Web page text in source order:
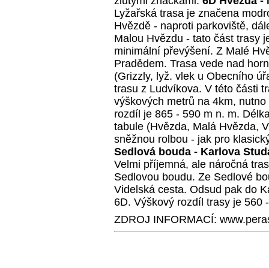
Lyžařská trasa je značena
Hvězdě - naproti parkoviště,
Malou Hvězdu - tato část trasy
minimální převýšení. Z Malé
Pradědem. Trasa vede nad
(Grizzly, lyž. vlek u Obecního
trasu z Ludvíkova. V této části
výškových metrů na 4km,
rozdíl je 865 - 590 m n. m.
tabule (Hvězda, Malá Hvězda,
sněžnou rolbou - jak pro
Sedlová bouda - Karlova
Velmi příjemná, ale náročná
Sedlovou boudu. Ze Sedlové
Videlská cesta. Odsud pak do
6D. Výškový rozdíl trasy je 560
ZDROJ INFORMACÍ: